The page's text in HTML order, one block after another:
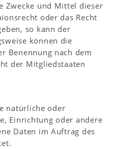
Zwecke und Mittel dieser
oder das Recht
so kann der
können die
Benennung nach dem
der Mitgliedstaaten
natürliche oder
Einrichtung oder andere
Daten im Auftrag des